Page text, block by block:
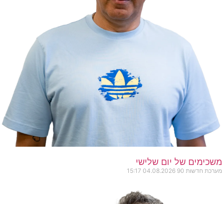
משכימים של יום שלישי
מערכת חדשות 90 04.08.2026
15:17